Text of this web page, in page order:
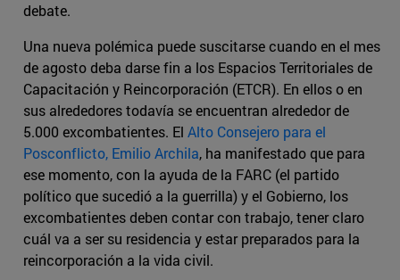
debate.
Una nueva polémica puede suscitarse cuando en el mes
de agosto deba darse fin a los Espacios Territoriales de
Capacitación y Reincorporación (ETCR). En ellos o en
sus alrededores todavía se encuentran alrededor de
5.000 excombatientes. El Alto Consejero para el
Posconflicto, Emilio Archila, ha manifestado que para
ese momento, con la ayuda de la FARC (el partido
político que sucedió a la guerrilla) y el Gobierno, los
excombatientes deben contar con trabajo, tener claro
cuál va a ser su residencia y estar preparados para la
reincorporación a la vida civil.